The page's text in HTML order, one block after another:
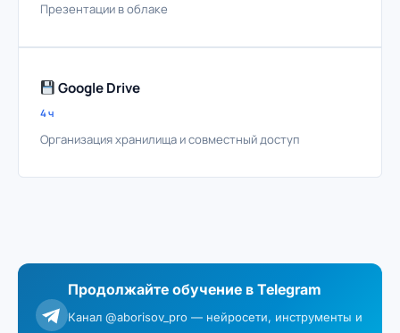
Презентации в облаке
Google Drive
4 ч
Организация хранилища и совместный доступ
Продолжайте обучение в Telegram
Канал @aborisov_pro — нейросети, инструменты и